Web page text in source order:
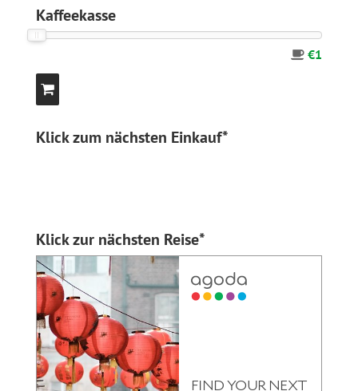
Kaffeekasse
€1
Klick zum nächsten Einkauf*
Klick zur nächsten Reise*